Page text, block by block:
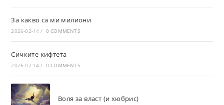
За какво са ми милиони
2026-02-14 / 0 COMMENTS
Сичките кифтета
2026-02-14 / 0 COMMENTS
Воля за власт (и хюбрис)